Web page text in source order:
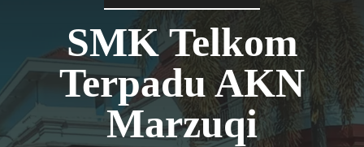
SMK Telkom
Terpadu AKN
Marzuqi